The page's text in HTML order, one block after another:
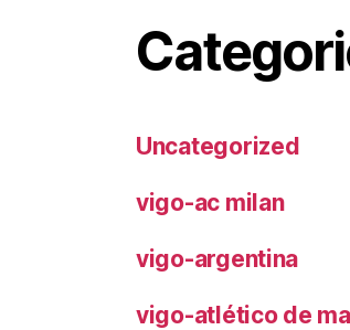
Uncategorized
vigo-ac milan
vigo-argentina
vigo-atlético de